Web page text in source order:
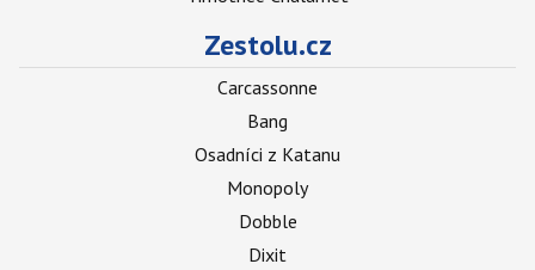
Zestolu.cz
Carcassonne
Bang
Osadníci z Katanu
Monopoly
Dobble
Dixit